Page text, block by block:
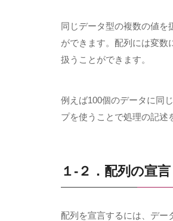
同じデータ型の複数の値を
ができます。配列には変数
扱うことができます。
例えば100個のデータに同
プを使うことで処理の記述
１-２．配列の宣言
配列を宣言するには、デー